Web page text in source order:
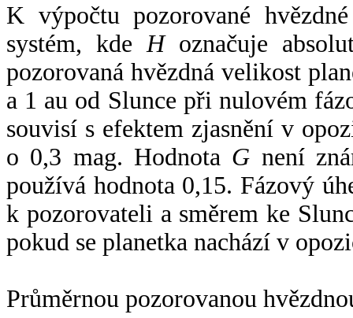
K výpočtu pozorované
systém, kde Hoznačuje
pozorovaná hvězdná velikost
a 1 au od Slunce při nulovém
souvisí s efektem zjasnění v
o 0,3 mag. Hodnota G není
používá hodnota 0,15. Fázový
k pozorovateli a směrem ke
pokud se planetka nachází v
Průměrnou pozorovanou